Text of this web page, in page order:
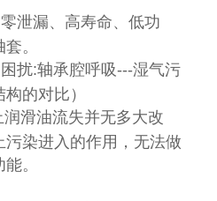
泄漏、高寿命、低功
。
扰:轴承腔呼吸---湿气污
的对比）
润滑油流失并无多大改
染进入的作用，无法做
。